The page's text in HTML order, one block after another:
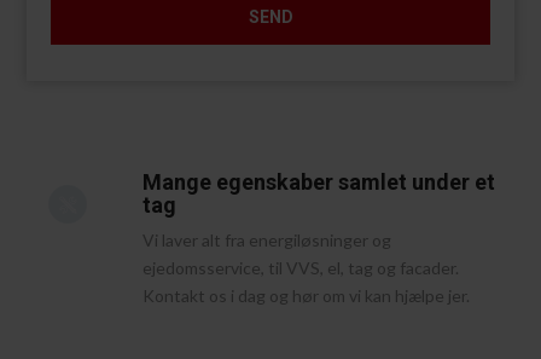
Mange egenskaber samlet under et
tag
Vi laver alt fra energiløsninger og
ejedomsservice, til VVS, el, tag og facader. ​
Kontakt os i dag og hør om vi kan hjælpe jer.